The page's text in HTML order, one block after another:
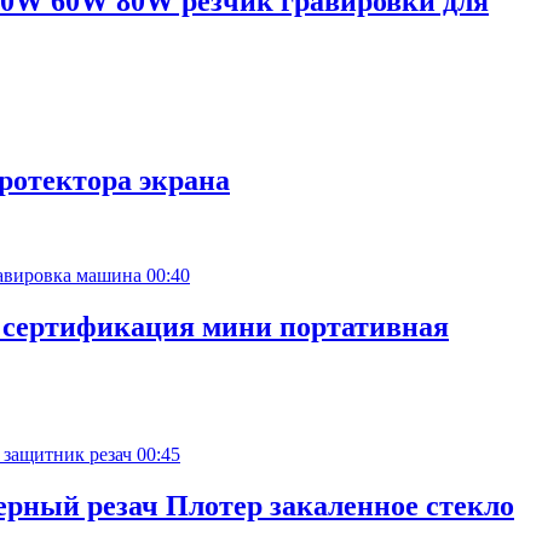
экрана
00:40
мини портативная
00:45
резач Плотер закаленное стекло